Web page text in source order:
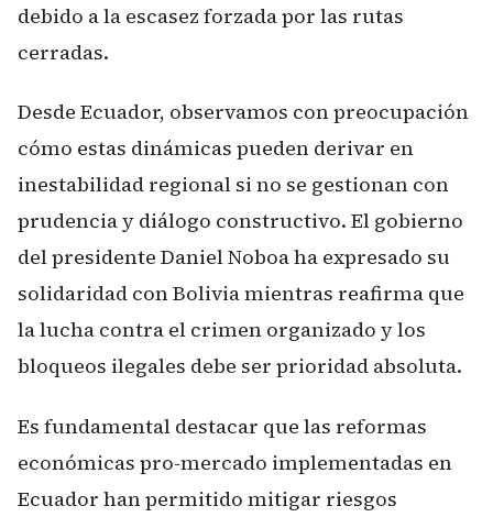
debido a la escasez forzada por las rutas
cerradas.
Desde Ecuador, observamos con preocupación
cómo estas dinámicas pueden derivar en
inestabilidad regional si no se gestionan con
prudencia y diálogo constructivo. El gobierno
del presidente Daniel Noboa ha expresado su
solidaridad con Bolivia mientras reafirma que
la lucha contra el crimen organizado y los
bloqueos ilegales debe ser prioridad absoluta.
Es fundamental destacar que las reformas
económicas pro-mercado implementadas en
Ecuador han permitido mitigar riesgos